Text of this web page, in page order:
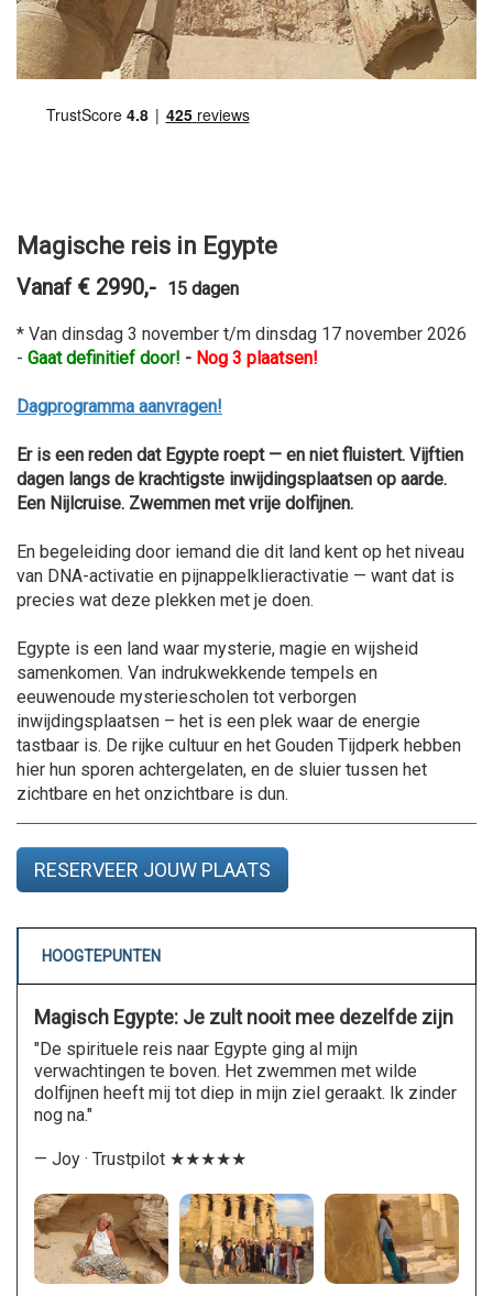
Magische reis in Egypte
Vanaf € 2990,- 15 dagen
* Van dinsdag 3 november t/m dinsdag 17 november 2026
- Gaat definitief door! - Nog 3 plaatsen!
Dagprogramma aanvragen!
Er is een reden dat Egypte roept — en niet fluistert. Vijftien
dagen langs de krachtigste inwijdingsplaatsen op aarde.
Een Nijlcruise. Zwemmen met vrije dolfijnen.
En begeleiding door iemand die dit land kent op het niveau
van DNA-activatie en pijnappelklieractivatie — want dat is
precies wat deze plekken met je doen.
Egypte is een land waar mysterie, magie en wijsheid
samenkomen. Van indrukwekkende tempels en
eeuwenoude mysteriescholen tot verborgen
inwijdingsplaatsen – het is een plek waar de energie
tastbaar is. De rijke cultuur en het Gouden Tijdperk hebben
hier hun sporen achtergelaten, en de sluier tussen het
zichtbare en het onzichtbare is dun.
RESERVEER JOUW PLAATS
HOOGTEPUNTEN
Magisch Egypte: Je zult nooit mee dezelfde zijn
"De spirituele reis naar Egypte ging al mijn
verwachtingen te boven. Het zwemmen met wilde
dolfijnen heeft mij tot diep in mijn ziel geraakt. Ik zinder
nog na."
— Joy · Trustpilot ★★★★★